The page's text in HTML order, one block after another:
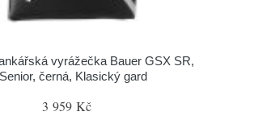
vyrážečka Bauer GSX SR,
Senior, černá, Klasický gard
3 959 Kč